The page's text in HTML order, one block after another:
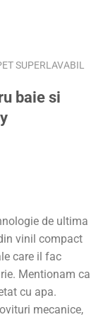
SUPERLAVABIL
baie si
de ultima
vinil compact
care il fac
Mentionam ca
cu apa.
mecanice,